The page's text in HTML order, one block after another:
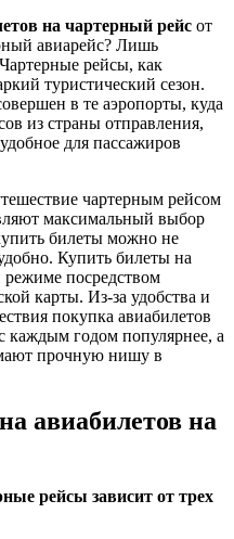
на чартерный рейс от
авиарейс? Лишь
рейсы, как
туристический сезон.
в те аэропорты, куда
из страны отправления,
для пассажиров
чартерным рейсом
максимальный выбор
билеты можно не
Купить билеты на
посредством
карты. Из-за удобства и
покупка авиабилетов
каждым годом популярнее, а
прочную нишу в
авиабилетов на
рейсы зависит от трех